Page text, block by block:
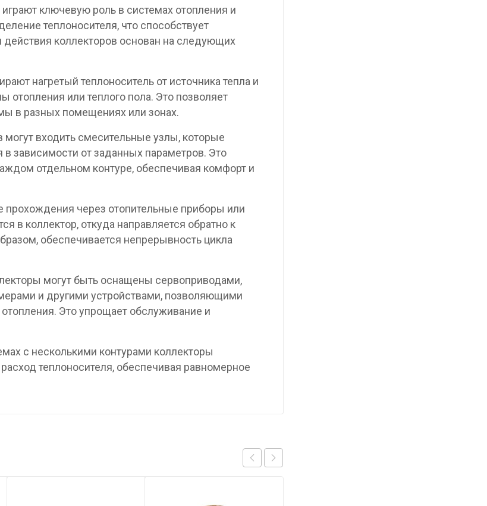
ключевую роль в системах отопления и
теплоносителя, что способствует
коллекторов основан на следующих
нагретый теплоноситель от источника тепла и
или теплого пола. Это позволяет
в разных помещениях или зонах.
могут входить смесительные узлы, которые
в зависимости от заданных параметров. Это
отдельном контуре, обеспечивая комфорт и
прохождения через отопительные приборы или
в коллектор, откуда направляется обратно к
обеспечивается непрерывность цикла
могут быть оснащены сервоприводами,
и другими устройствами, позволяющими
Это упрощает обслуживание и
с несколькими контурами коллекторы
теплоносителя, обеспечивая равномерное